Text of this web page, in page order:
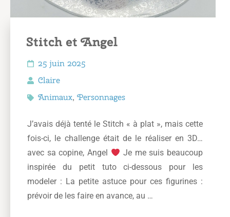
Stitch et Angel
25 juin 2025
Claire
Animaux, Personnages
J’avais déjà tenté le Stitch « à plat », mais cette
fois-ci, le challenge était de le réaliser en 3D…
avec sa copine, Angel
Je me suis beaucoup
inspirée du petit tuto ci-dessous pour les
modeler : La petite astuce pour ces figurines :
prévoir de les faire en avance, au …